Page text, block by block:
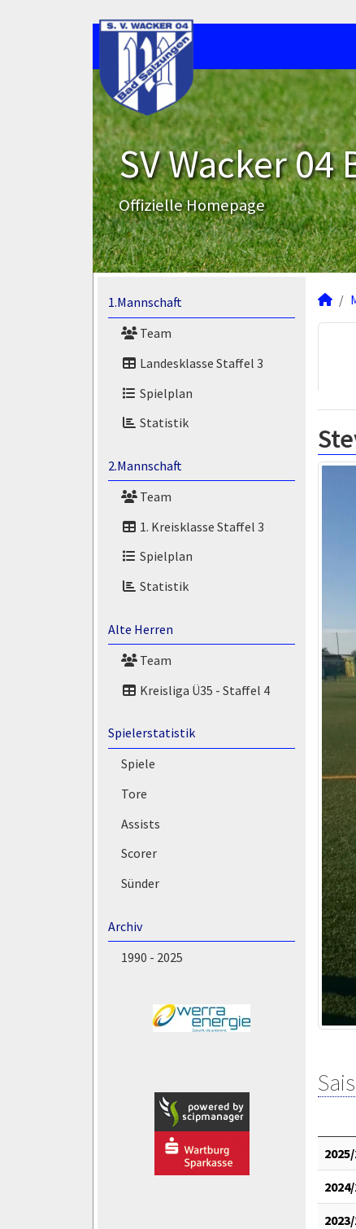
SV Wacker 04
Offizielle Homepage
1.Mannschaft
Team
Landesklasse Staffel 3
Spielplan
Statistik
2.Mannschaft
Team
1. Kreisklasse Staffel 3
Spielplan
Statistik
Alte Herren
Team
Kreisliga Ü35 - Staffel 4
Spielerstatistik
Spiele
Tore
Assists
Scorer
Sünder
Archiv
1990 - 2025